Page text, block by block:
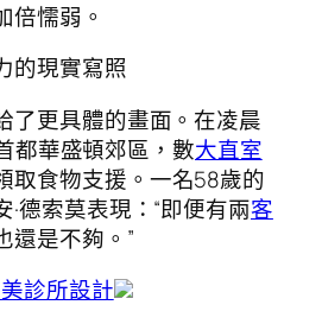
倍懦弱。
的現實寫照
了更具體的畫面。在凌晨
都華盛頓郊區，數大直室
取食物支援。一名58歲的
德索莫表現：“即便有兩客
還是不夠。”
診所設計